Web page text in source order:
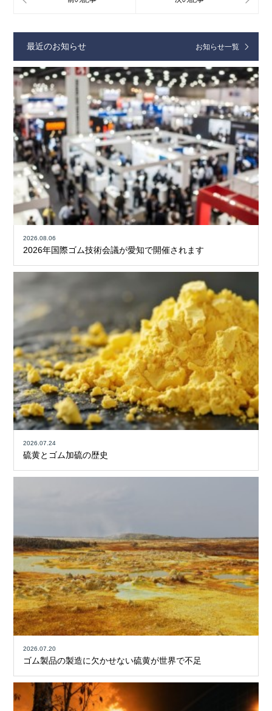
最近のお知らせ お知らせ一覧
2026.08.06
2026年国際ゴム技術会議が愛知で開催されます
2026.07.24
硫黄とゴム加硫の歴史
2026.07.20
ゴム製品の製造に欠かせない硫黄が世界で不足